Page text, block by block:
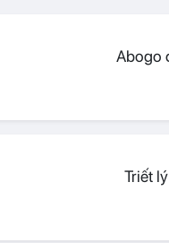
Abogo
Triết